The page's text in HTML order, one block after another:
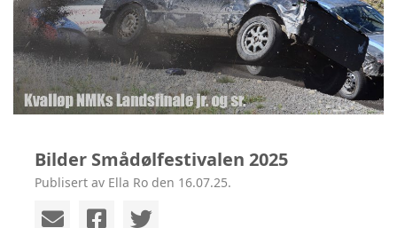
Bilder Smådølfestivalen 2025
Publisert av Ella Ro den 16.07.25.